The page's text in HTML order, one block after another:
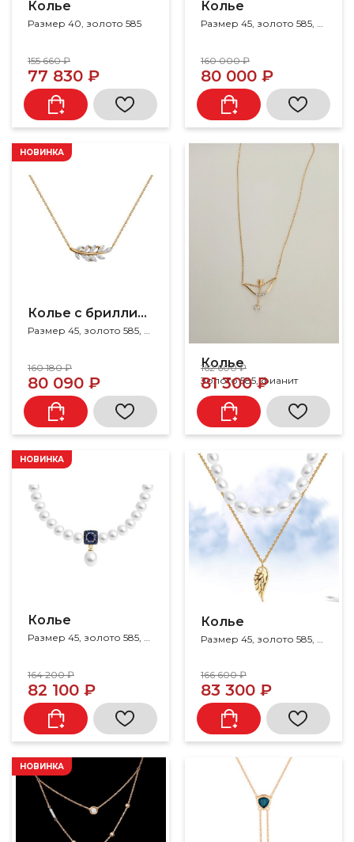
Колье
Размер 40, золото 585
155 660 ₽
77 830 ₽
Колье
Размер 45, золото 585, кварц
160 000 ₽
80 000 ₽
Колье с бриллиантами
Размер 45, золото 585, бриллиант
НОВИНКА
160 180 ₽
80 090 ₽
Колье
Золото 585, фианит
162 600 ₽
81 300 ₽
Колье
Размер 45, золото 585, жемчуг, корунд
НОВИНКА
164 200 ₽
82 100 ₽
Колье
Размер 45, золото 585, жемчуг
166 600 ₽
83 300 ₽
НОВИНКА